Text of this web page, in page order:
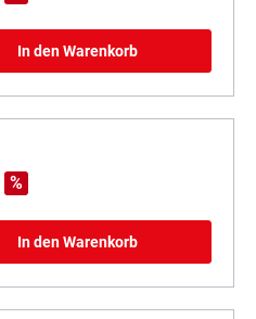
In den Warenkorb
%
In den Warenkorb